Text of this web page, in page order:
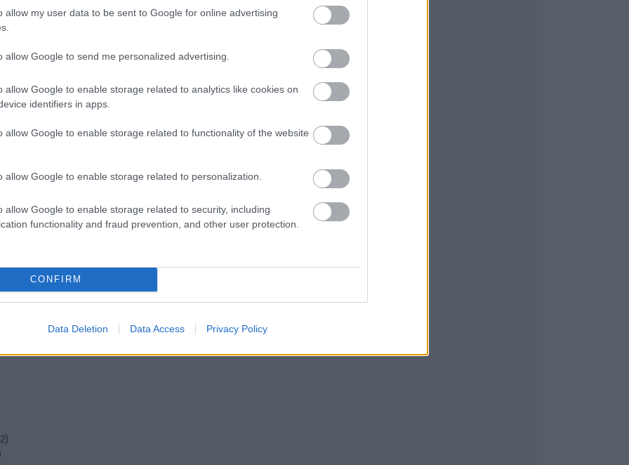
allow my user data to be sent to Google for online advertising
allow Google to send me personalized advertising.
allow Google to enable storage related to analytics like cookies on
identifiers in apps.
allow Google to enable storage related to functionality of the website
allow Google to enable storage related to personalization.
allow Google to enable storage related to security, including
functionality and fraud prevention, and other user protection.
CONFIRM
Data Deletion Data Access Privacy Policy
)
2)
Atom